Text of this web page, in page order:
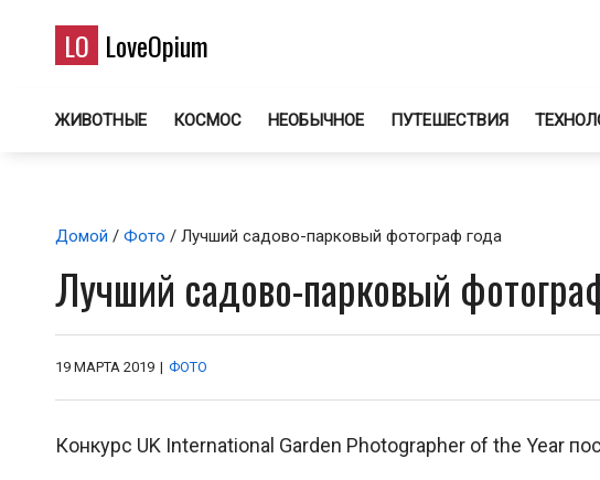
LO LoveOpium
ЖИВОТНЫЕ КОСМОС НЕОБЫЧНОЕ ПУТЕШЕСТВИЯ
Домой / Фото / Лучший садово-парковый фотограф года
Лучший садово-парковый
19 МАРТА 2019 | ФОТО
Конкурс UK International Garden Photographer of the Year